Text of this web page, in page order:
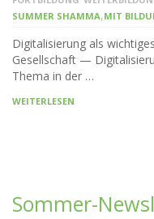
SUMMER SHAMMA,MIT
Digitalisierung als
Gesellschaft —
Thema in der …
WEITERLESEN
Sommer-